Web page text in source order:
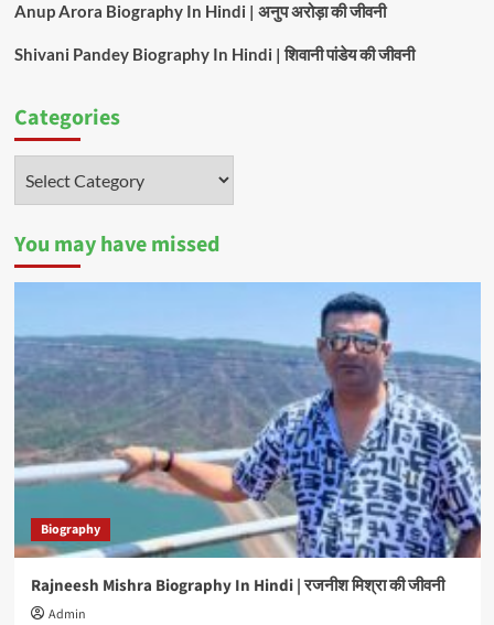
Anup Arora Biography In Hindi | अनुप अरोड़ा की जीवनी
Shivani Pandey Biography In Hindi | शिवानी पांडेय की जीवनी
Categories
You may have missed
Biography
Rajneesh Mishra Biography In Hindi | रजनीश मिश्रा की जीवनी
Admin